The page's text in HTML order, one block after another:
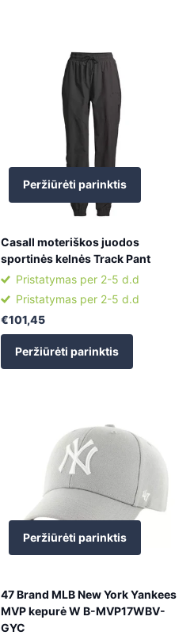
Peržiūrėti parinktis
Casall moteriškos juodos
sportinės kelnės Track Pant
Pristatymas per 2-5 d.d
Pristatymas per 2-5 d.d
€101,45
Peržiūrėti parinktis
Peržiūrėti parinktis
47 Brand MLB New York Yankees
MVP kepurė W B-MVP17WBV-
GYC